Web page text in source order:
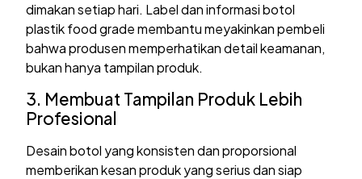
dimakan setiap hari. Label dan informasi botol
plastik food grade membantu meyakinkan pembeli
bahwa produsen memperhatikan detail keamanan,
bukan hanya tampilan produk.
3. Membuat Tampilan Produk Lebih
Profesional
Desain botol yang konsisten dan proporsional
memberikan kesan produk yang serius dan siap